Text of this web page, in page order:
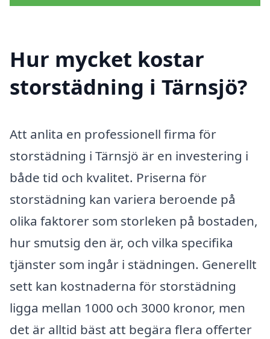
Hur mycket kostar
storstädning i Tärnsjö?
Att anlita en professionell firma för
storstädning i Tärnsjö är en investering i
både tid och kvalitet. Priserna för
storstädning kan variera beroende på
olika faktorer som storleken på bostaden,
hur smutsig den är, och vilka specifika
tjänster som ingår i städningen. Generellt
sett kan kostnaderna för storstädning
ligga mellan 1000 och 3000 kronor, men
det är alltid bäst att begära flera offerter